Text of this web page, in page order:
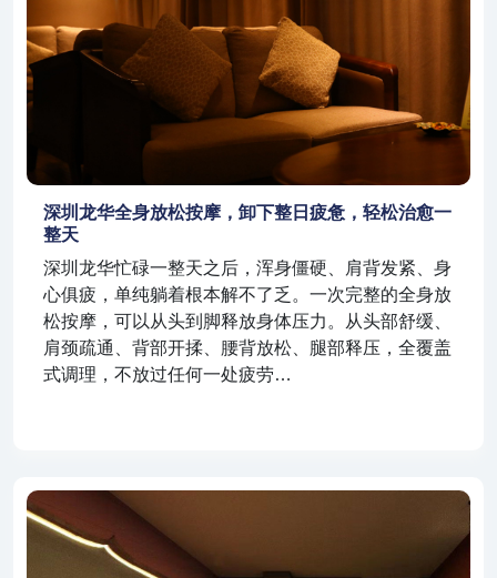
深圳龙华全身放松按摩，卸下整日疲惫，轻松治愈一
整天
深圳龙华忙碌一整天之后，浑身僵硬、肩背发紧、身
心俱疲，单纯躺着根本解不了乏。一次完整的全身放
松按摩，可以从头到脚释放身体压力。从头部舒缓、
肩颈疏通、背部开揉、腰背放松、腿部释压，全覆盖
式调理，不放过任何一处疲劳…